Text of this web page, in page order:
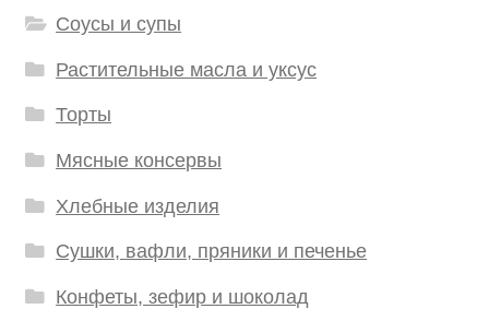
Соусы и супы
Растительные масла и уксус
Торты
Мясные консервы
Хлебные изделия
Сушки, вафли, пряники и печенье
Конфеты, зефир и шоколад